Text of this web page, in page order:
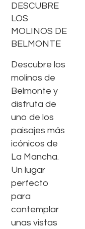
DESCUBRE
LOS
MOLINOS DE
BELMONTE
Descubre los
molinos de
Belmonte y
disfruta de
uno de los
paisajes más
icónicos de
La Mancha.
Un lugar
perfecto
para
contemplar
unas vistas